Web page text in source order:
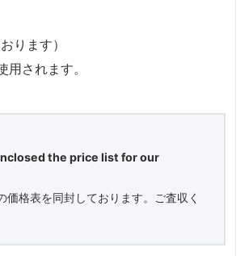
ります）
用されます。
the price list for our
価格表を同封しております。ご査収く